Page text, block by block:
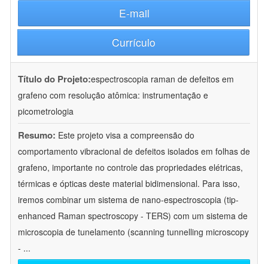
E-mail
Currículo
Título do Projeto:espectroscopia raman de defeitos em
grafeno com resolução atômica: instrumentação e
picometrologia
Resumo: Este projeto visa a compreensão do
comportamento vibracional de defeitos isolados em folhas de
grafeno, importante no controle das propriedades elétricas,
térmicas e ópticas deste material bidimensional. Para isso,
iremos combinar um sistema de nano-espectroscopia (tip-
enhanced Raman spectroscopy - TERS) com um sistema de
microscopia de tunelamento (scanning tunnelling microscopy
- ...